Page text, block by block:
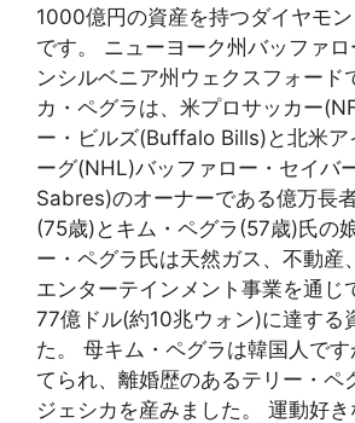
1000億円の資産を持つダイヤモ
です。 ニューヨーク州バッファ
ンシルベニア州ウェクスフォード
カ・ペグラは、米プロサッカー
ー・ビルズ(Buffalo Bills)と北米ア
ーグ(NHL)バッファロー・セイバ
Sabres)のオーナーである億万長
(75歳)とキム・ペグラ(57歳)氏の
ー・ペグラ氏は天然ガス、不動産
エンターテインメント事業を通じ
77億ドル(約10兆ウォン)に達する
た。 母キム・ペグラは韓国人で
てられ、離婚歴のあるテリー・ペ
ジェシカを産みました。 運動好